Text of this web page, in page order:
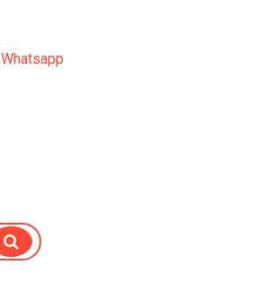
Whatsapp